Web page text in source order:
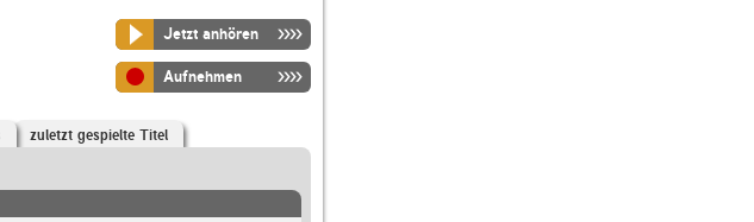
Jetzt anhören
Aufnehmen
zuletzt gespielte Titel